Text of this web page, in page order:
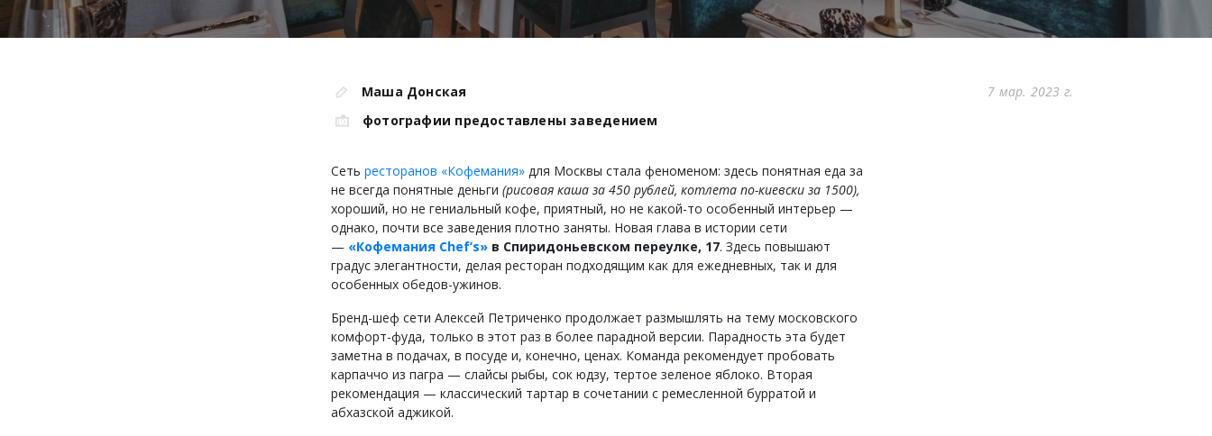
Маша Донская
фотографии предоставлены заведением
7 мар. 2023 г.
Сеть ресторанов «Кофемания» для Москвы стала феноменом: здесь понятная еда за
не всегда понятные деньги (рисовая каша за 450 рублей, котлета по-киевски за 1500),
хороший, но не гениальный кофе, приятный, но не какой-то особенный интерьер —
однако, почти все заведения плотно заняты. Новая глава в истории сети
— «Кофемания Chef’s» в Спиридоньевском переулке, 17. Здесь повышают
градус элегантности, делая ресторан подходящим как для ежедневных, так и для
особенных обедов-ужинов.
Бренд-шеф сети Алексей Петриченко продолжает размышлять на тему московского
комфорт-фуда, только в этот раз в более парадной версии. Парадность эта будет
заметна в подачах, в посуде и, конечно, ценах. Команда рекомендует пробовать
карпаччо из пагра — слайсы рыбы, сок юдзу, тертое зеленое яблоко. Вторая
рекомендация — классический тартар в сочетании с ремесленной бурратой и
абхазской аджикой.